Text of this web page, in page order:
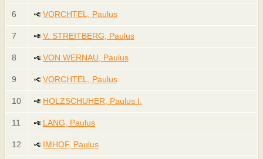
6 VORCHTEL, Paulus
7 V. STREITBERG, Paulus
8 VON WERNAU, Paulus
9 VORCHTEL, Paulus
10 HOLZSCHUHER, Paulus I.
11 LANG, Paulus
12 IMHOF, Paulus